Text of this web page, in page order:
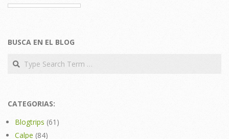
BUSCA EN EL BLOG
Search
CATEGORIAS:
Blogtrips (61)
Calpe (84)